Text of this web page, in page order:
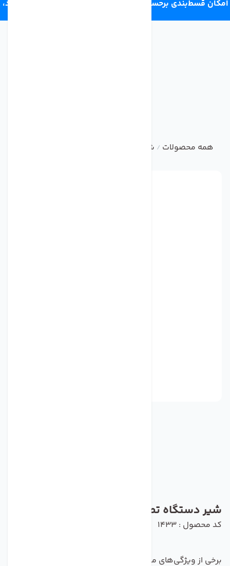
امکان قسط‌بندی برحسب اعتبار ترب‌پی 4 قسط ماهانه. بدون سود،
همه محصولات / شیر برداشت تصفیه آب
شیر دستگاه تصفیه آب اهرمی کویو k54
کد محصول : 1433
برخی از ویژگی‌های مهم این محصول :